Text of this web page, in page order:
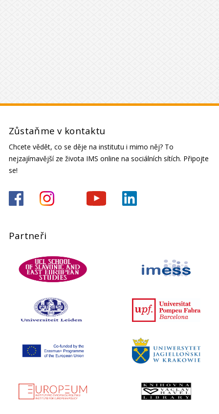
Zůstaňme v kontaktu
Chcete vědět, co se děje na institutu i mimo něj? To
nejzajímavější ze života IMS online na sociálních sítích. Připojte
se!
Partneři